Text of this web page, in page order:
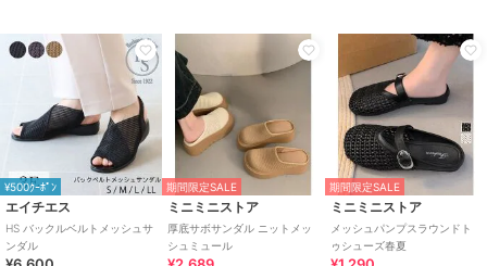
¥500ｸｰﾎﾟﾝ
エイチエス
HS バックルベルトメッシュサ
ンダル
期間限定SALE
ミニミニストア
厚底サボサンダル ニットメッ
シュミュール
期間限定SALE
ミニミニストア
メッシュパンプスラウンドト
ゥシューズ春夏